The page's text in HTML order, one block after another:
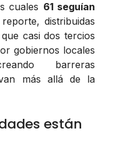
cuales 61 seguían
distribuidas
casi dos tercios
gobiernos locales
barreras
más allá de la
están